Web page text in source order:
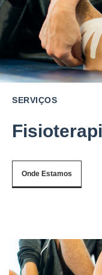
SERVIÇOS
Onde Estamos